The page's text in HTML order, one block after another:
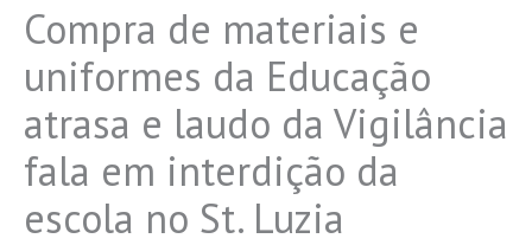
Compra de materiais e
uniformes da Educação
atrasa e laudo da Vigilância
fala em interdição da
escola no St. Luzia